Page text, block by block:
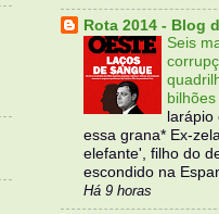
Rota 2014 - Blog
Seis
bilhões
larápio
essa grana* Ex-
elefante', filho do
escondido na
Há 9 horas